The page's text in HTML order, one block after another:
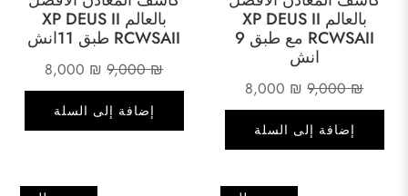
بالعالم XP DEUS II
RCWSAII طبق 11انش
9,000₪
السعر
الأصلي
هو:
8,000 ₪
السعر
الحالي
إضافة إلى السلة
بالعالم XP DEUS II
RCWSAII مع طبق 9
انش
9,000₪
السعر
الأصلي
هو:
8,000 ₪
السعر
الحالي
إضافة إلى السلة